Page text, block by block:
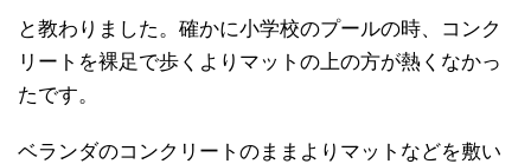
と教わりました。確かに小学校のプールの時、コンク
リートを裸足で歩くよりマットの上の方が熱くなかっ
たです。
ベランダのコンクリートのままよりマットなどを敷い